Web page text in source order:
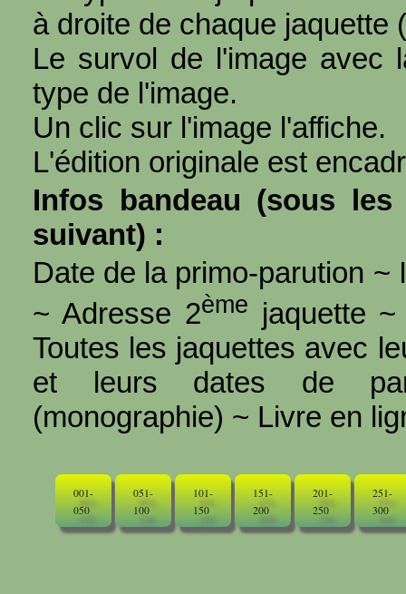
à droite de chaque jaquette (
Le survol de l'image avec
type de l'image.
Un clic sur l'image l'affiche.
L'édition originale est
Infos bandeau (sous
suivant) :
Date de la primo-parution ~
~ Adresse 2ème jaquette
Toutes les jaquettes avec
et leurs dates de
(monographie) ~ Livre en
001-
050
051-
100
101-
150
151-
200
201-
250
251-
300